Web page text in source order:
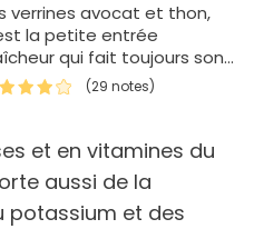
verrines avocat et thon,
la petite entrée
qui fait toujours son
sans passer des heures
cuisine ! On l'adore parce
(29 notes)
et en vitamines du
aussi de la
potassium et des